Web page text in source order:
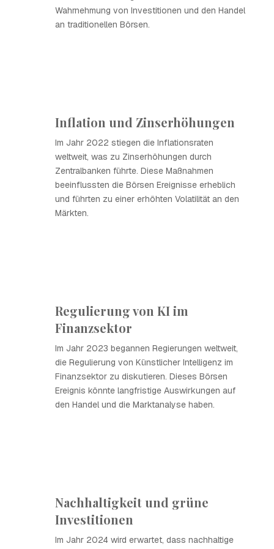
Wahrnehmung von Investitionen und den Handel
an traditionellen Börsen.
Inflation und Zinserhöhungen
Im Jahr 2022 stiegen die Inflationsraten
weltweit, was zu Zinserhöhungen durch
Zentralbanken führte. Diese Maßnahmen
beeinflussten die Börsen Ereignisse erheblich
und führten zu einer erhöhten Volatilität an den
Märkten.
Regulierung von KI im
Finanzsektor
Im Jahr 2023 begannen Regierungen weltweit,
die Regulierung von Künstlicher Intelligenz im
Finanzsektor zu diskutieren. Dieses Börsen
Ereignis könnte langfristige Auswirkungen auf
den Handel und die Marktanalyse haben.
Nachhaltigkeit und grüne
Investitionen
Im Jahr 2024 wird erwartet, dass nachhaltige